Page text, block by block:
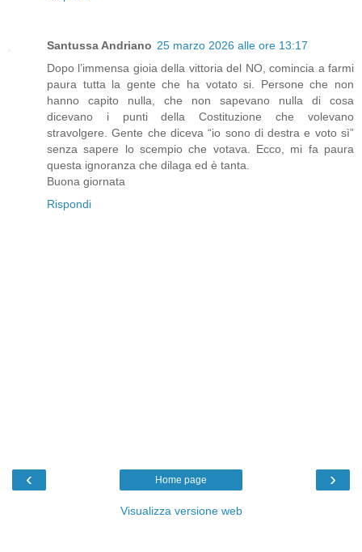
Santussa Andriano 25 marzo 2026 alle ore 13:17
Dopo l’immensa gioia della vittoria del NO, comincia a farmi
paura tutta la gente che ha votato si. Persone che non
hanno capito nulla, che non sapevano nulla di cosa
dicevano i punti della Costituzione che volevano
stravolgere. Gente che diceva “io sono di destra e voto sì”
senza sapere lo scempio che votava. Ecco, mi fa paura
questa ignoranza che dilaga ed è tanta.
Buona giornata
Rispondi
‹ ›
Home page
Visualizza versione web